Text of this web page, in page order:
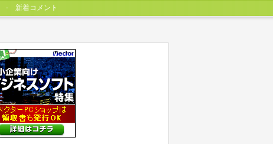
新着コメント